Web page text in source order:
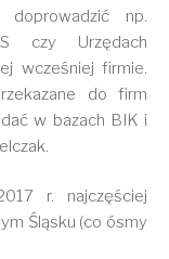
np.
czy Urzędach
wcześniej firmie.
do firm
w bazach BIK i
r. najczęściej
Śląsku (co ósmy